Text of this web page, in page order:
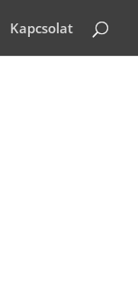
Kapcsolat